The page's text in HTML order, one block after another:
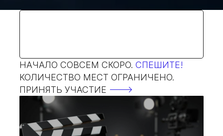
НАЧАЛО СОВСЕМ СКОРО. СПЕШИТЕ!
КОЛИЧЕСТВО МЕСТ ОГРАНИЧЕНО.
ПРИНЯТЬ УЧАСТИЕ 🡒